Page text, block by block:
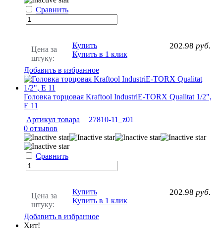
Сравнить
Цена за
штуку:
202.98 руб.
Купить
Купить в 1 клик
Добавить в избранное
Головка торцовая Kraftool IndustriE-TORX Qualitat 1/2",
Е 11
Артикул товара
27810-11_z01
0 отзывов
Сравнить
Цена за
штуку:
202.98 руб.
Купить
Купить в 1 клик
Добавить в избранное
Хит!